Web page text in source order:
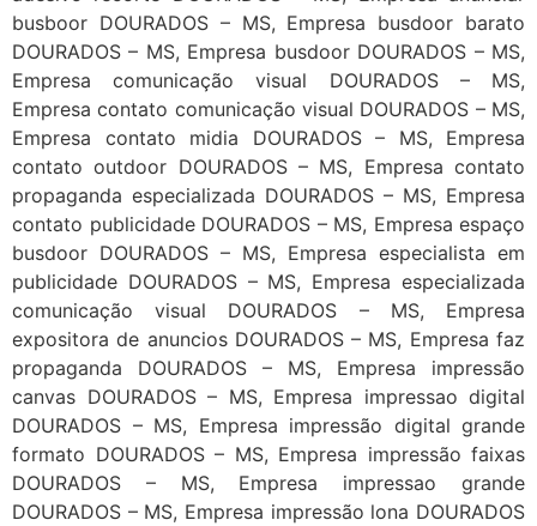
busboor DOURADOS – MS, Empresa busdoor barato
DOURADOS – MS, Empresa busdoor DOURADOS – MS,
Empresa comunicação visual DOURADOS – MS,
Empresa contato comunicação visual DOURADOS – MS,
Empresa contato midia DOURADOS – MS, Empresa
contato outdoor DOURADOS – MS, Empresa contato
propaganda especializada DOURADOS – MS, Empresa
contato publicidade DOURADOS – MS, Empresa espaço
busdoor DOURADOS – MS, Empresa especialista em
publicidade DOURADOS – MS, Empresa especializada
comunicação visual DOURADOS – MS, Empresa
expositora de anuncios DOURADOS – MS, Empresa faz
propaganda DOURADOS – MS, Empresa impressão
canvas DOURADOS – MS, Empresa impressao digital
DOURADOS – MS, Empresa impressão digital grande
formato DOURADOS – MS, Empresa impressão faixas
DOURADOS – MS, Empresa impressao grande
DOURADOS – MS, Empresa impressão lona DOURADOS